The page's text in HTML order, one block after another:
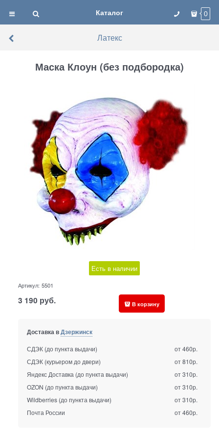
Каталог 0
Латекс
Маска Клоун (без подбородка)
Есть в наличии
Артикул: 5501
3 190 руб. В корзину
Доставка вДзержинск
СДЭК (до пункта выдачи)
от 460р.
СДЭК (курьером до двери)
от 810р.
Яндекс Доставка (до пункта выдачи)
от 310р.
OZON (до пункта выдачи)
от 310р.
Wildberries (до пункта выдачи)
от 310р.
Почта России
от 460р.